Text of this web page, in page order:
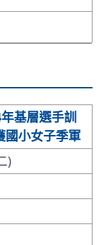
基層選手訓
國小女子季軍
)